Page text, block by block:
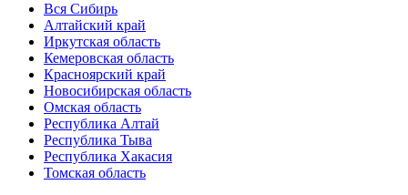
Вся Сибирь
Алтайский край
Иркутская область
Кемеровская область
Красноярский край
Новосибирская область
Омская область
Республика Алтай
Республика Тыва
Республика Хакасия
Томская область